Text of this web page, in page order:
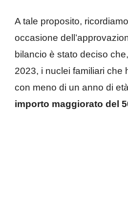
A tale proposito,
occasione
bilancio è stato deciso
2023, i nuclei familiari che
con meno di un anno di
importo maggiorato del